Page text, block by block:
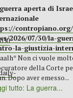
aperta di
2026/07/30/la-
la-giustizia-
Non ci vuole
della Corte
Dopo aver emesso...
tutto: La guerra...